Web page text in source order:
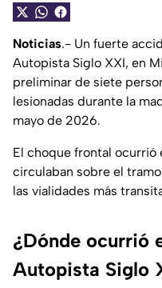
Noticias.- Un fuerte
Autopista Siglo XXI, en
preliminar de siete
lesionadas durante la
mayo de 2026.
El choque frontal ocurrió
circulaban sobre el
las vialidades más
¿Dónde ocurrió
Autopista Siglo